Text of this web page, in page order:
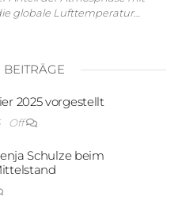
globale Lufttemperatur…
2025 vorgestellt
Off
Schulze beim